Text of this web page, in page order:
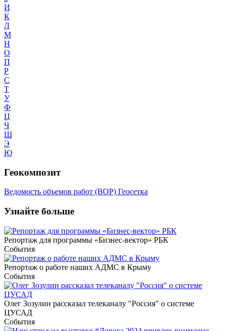
И
К
Л
М
Н
О
П
Р
С
Т
У
Ф
Ц
Ч
Ш
Э
Ю
Геокомпозит
Ведомость объемов работ (ВОР) Геосетка
Узнайте больше
Репортаж для программы «Бизнес-вектор» РБК
События
Репортаж о работе наших АДМС в Крыму
События
Олег Зозулин рассказал телеканалу "Россия" о системе
ЦУСАД
События